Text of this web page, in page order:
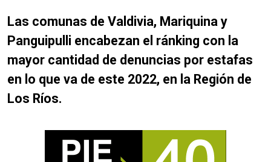
Las comunas de Valdivia, Mariquina y
Panguipulli encabezan el ránking con la
mayor cantidad de denuncias por estafas
en lo que va de este 2022, en la Región de
Los Ríos.